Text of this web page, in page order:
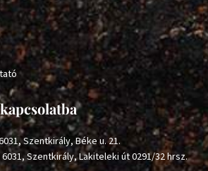
Szentkirály, Béke u. 21.
6031, Szentkirály, Lakiteleki út 0291/32 hrsz.